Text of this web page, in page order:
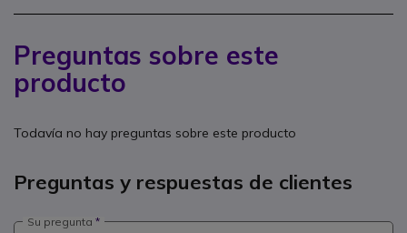
Preguntas sobre este
producto
Todavía no hay preguntas sobre este producto
Preguntas y respuestas de clientes
Su pregunta